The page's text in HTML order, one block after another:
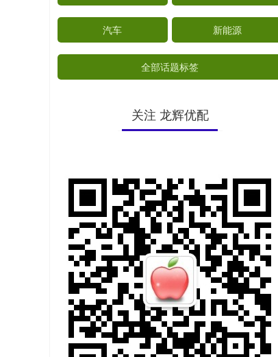
汽车 新能源
全部话题标签
关注 龙辉优配